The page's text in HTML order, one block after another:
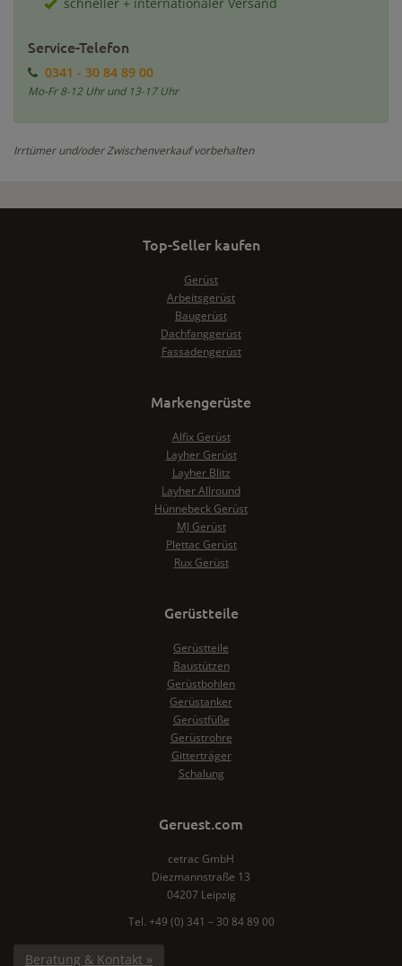
Service-Telefon
0341 - 30 84 89 00
Mo-Fr 8-12 Uhr und 13-17 Uhr
Irrtümer und/oder Zwischenverkauf vorbehalten
Top-Seller kaufen
Gerüst
Arbeitsgerüst
Baugerüst
Dachfanggerüst
Fassadengerüst
Markengerüste
Alfix Gerüst
Layher Gerüst
Layher Blitz
Layher Allround
Hünnebeck Gerüst
MJ Gerüst
Plettac Gerüst
Rux Gerüst
Gerüstteile
Gerüstteile
Baustützen
Gerüstbohlen
Gerüstanker
Gerüstfüße
Gerüstrohre
Gitterträger
Schalung
Geruest.com
cetrac GmbH
Diezmannstraße 13
04207 Leipzig
Tel. +49 (0) 341 – 30 84 89 00
Beratung & Kontakt »